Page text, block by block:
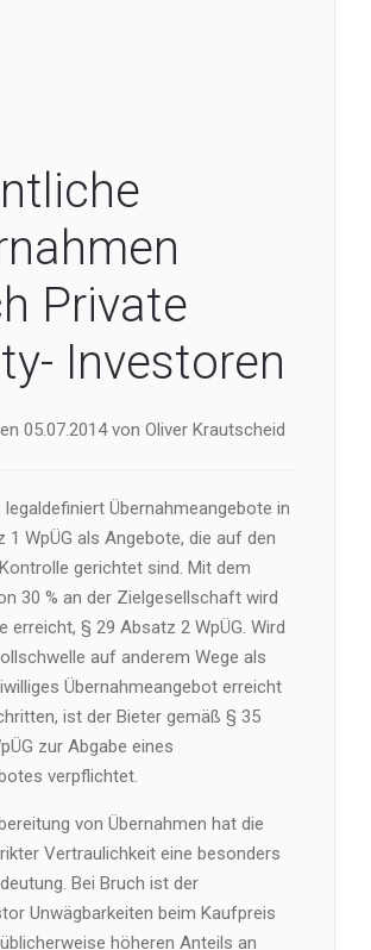
Private
Investoren
05.07.2014 von Oliver Krautscheid
legaldefiniert Übernahmeangebote in
1 WpÜG als Angebote, die auf den
gerichtet sind. Mit dem
30 % an der Zielgesellschaft wird
erreicht, § 29 Absatz 2 WpÜG. Wird
auf anderem Wege als
Übernahmeangebot erreicht
ist der Bieter gemäß § 35
zur Abgabe eines
verpflichtet.
von Übernahmen hat die
Vertraulichkeit eine besonders
Bei Bruch ist der
Unwägbarkeiten beim Kaufpreis
höheren Anteils an